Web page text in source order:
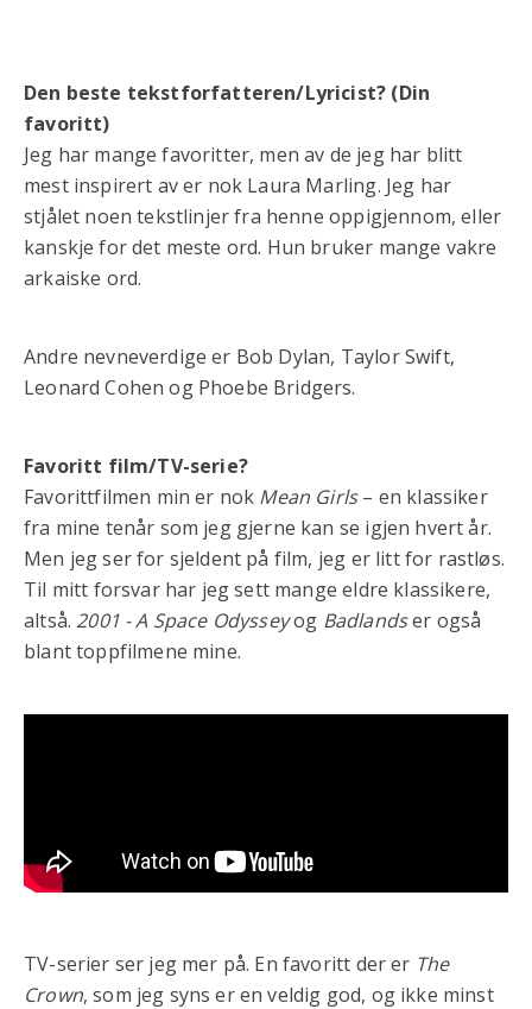
Den beste tekstforfatteren/Lyricist? (Din
favoritt)
Jeg har mange favoritter, men av de jeg har blitt
mest inspirert av er nok Laura Marling. Jeg har
stjålet noen tekstlinjer fra henne oppigjennom, eller
kanskje for det meste ord. Hun bruker mange vakre
arkaiske ord.
Andre nevneverdige er Bob Dylan, Taylor Swift,
Leonard Cohen og Phoebe Bridgers.
Favoritt film/TV-serie?
Favorittfilmen min er nok Mean Girls– en klassiker
fra mine tenår som jeg gjerne kan se igjen hvert år.
Men jeg ser for sjeldent på film, jeg er litt for rastløs.
Til mitt forsvar har jeg sett mange eldre klassikere,
altså. 2001 - A Space Odysseyog Badlandser også
blant toppfilmene mine.
TV-serier ser jeg mer på. En favoritt der er The
Crown, som jeg syns er en veldig god, og ikke minst